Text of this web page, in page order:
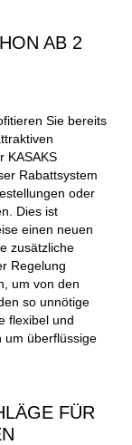
AB 2
Sie bereits
KASAKS
Rabattsystem
oder
Dies ist
einen neuen
zusätzliche
Regelung
um von den
so unnötige
flexibel und
um überflüssige
FÜR